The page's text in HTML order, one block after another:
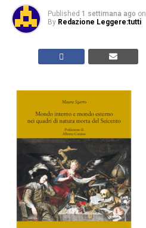
Published 1 settimana ago on
By Redazione Leggere:tutti